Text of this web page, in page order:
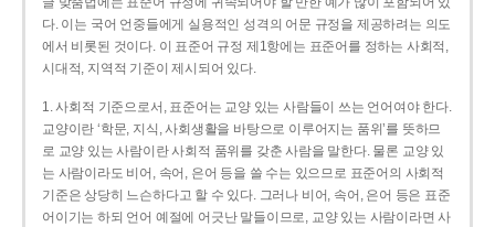
다. 이는 국어 언중들에게 실용적인 성격의 어문 규정을 제공하려는 의도
에서 비롯된 것이다. 이 표준어 규정 제1항에는 표준어를 정하는 사회적,
시대적, 지역적 기준이 제시되어 있다.
1. 사회적 기준으로서, 표준어는 교양 있는 사람들이 쓰는 언어여야 한다.
교양이란 ‘학문, 지식, 사회생활을 바탕으로 이루어지는 품위’를 뜻하므
로 교양 있는 사람이란 사회적 품위를 갖춘 사람을 말한다. 물론 교양 있
는 사람이라도 비어, 속어, 은어 등을 쓸 수는 있으므로 표준어의 사회적
기준은 상당히 느슨하다고 할 수 있다. 그러나 비어, 속어, 은어 등은 표준
어이기는 하되 언어 예절에 어긋난 말들이므로, 교양 있는 사람이라면 사